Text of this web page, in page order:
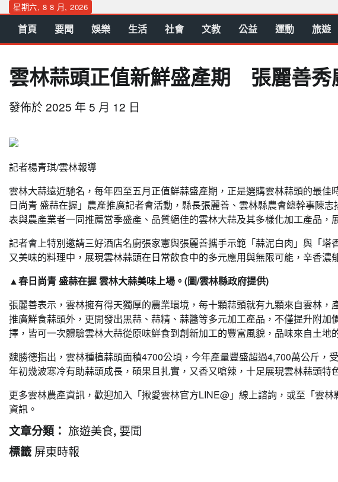
Skip
content
星期六, 8 8 月, 2026
首頁 要聞 娛樂 生活 社會 文教 公益 運動 旅遊
雲林蒜頭正值新鮮盛產期 張麗善秀
發佈於2025 年 5 月 12 日
記者楊青琪/雲林報導
雲林大蒜遠近馳名，每年四至五月正值鮮蒜盛產期，正是選購雲林蒜頭的最
日尚青 盛蒜在握」農產推廣記者會活動，縣長張麗善、雲林縣農會總幹事陳
表與農產業者一同推薦當季盛產、品質絕佳的雲林大蒜及其多樣化加工產品，
記者會上特別邀請三好酒店名廚張家憲與張麗善攜手示範「蒜泥白肉」與「
又美味的料理中，展現雲林蒜頭在日常飲食中的多元應用與無限可能，辛香濃
▲春日尚青 盛蒜在握 雲林大蒜美味上場。(圖/雲林縣政府提供)
張麗善表示，雲林擁有得天獨厚的農業環境，每十顆蒜頭就有九顆來自雲林
推廣鮮食蒜頭外，更開發出黑蒜、蒜精、蒜醬等多元加工產品，不僅提升附
擇，皆可一次體驗雲林大蒜從原味鮮食到創新加工的豐富風貌，品味來自土地
魏勝德指出，雲林種植蒜頭面積4700公頃，今年產量豐盛超過4,700萬公斤，
年初幾波寒冷有助蒜頭成長，碩果且扎實，又香又嗆辣，十足展現雲林蒜頭特
更多雲林農產資訊，歡迎加入「揪愛雲林官方LINE@」線上諮詢，或至「雲
資訊。
文章分類： 旅遊美食, 要聞
標籤 屏東時報